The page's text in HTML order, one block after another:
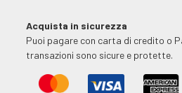
Acquista in sicurezza
Puoi pagare con carta di credito o
transazioni sono sicure e protette.